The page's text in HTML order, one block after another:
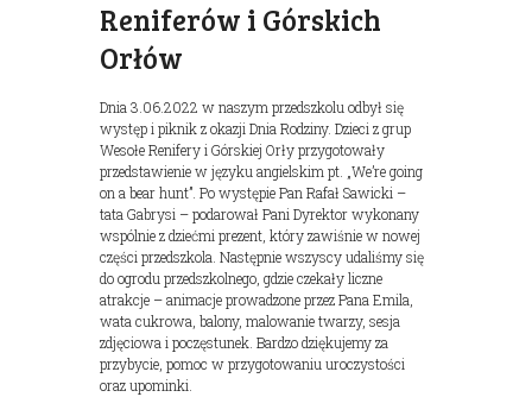
Reniferów i Górskich
Orłów
Dnia 3.06.2022 w naszym przedszkolu odbył się
występ i piknik z okazji Dnia Rodziny. Dzieci z grup
Wesołe Renifery i Górskiej Orły przygotowały
przedstawienie w języku angielskim pt. „We’re going
on a bear hunt”. Po występie Pan Rafał Sawicki –
tata Gabrysi – podarował Pani Dyrektor wykonany
wspólnie z dziećmi prezent, który zawiśnie w nowej
części przedszkola. Następnie wszyscy udaliśmy się
do ogrodu przedszkolnego, gdzie czekały liczne
atrakcje – animacje prowadzone przez Pana Emila,
wata cukrowa, balony, malowanie twarzy, sesja
zdjęciowa i poczęstunek. Bardzo dziękujemy za
przybycie, pomoc w przygotowaniu uroczystości
oraz upominki.